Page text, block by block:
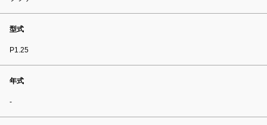
型式
P1.25
年式
-